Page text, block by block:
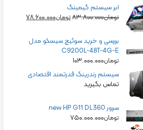
ابر سیستم گیمینگ
تومان۸۳.۸۰۰.۰۰۰تومان۷۸.۶۰۰.۰۰۰
بررسی و خرید سوئیچ سیسکو مدل
C9200L-48T-4G-E
تومان۱۰۳.۰۰۰.۰۰۰
سیستم رندرینگ قدرتمند اقتصادی
تماس بگیرید
سرور new HP G11 DL360
تومان۷۵۰.۰۰۰.۰۰۰